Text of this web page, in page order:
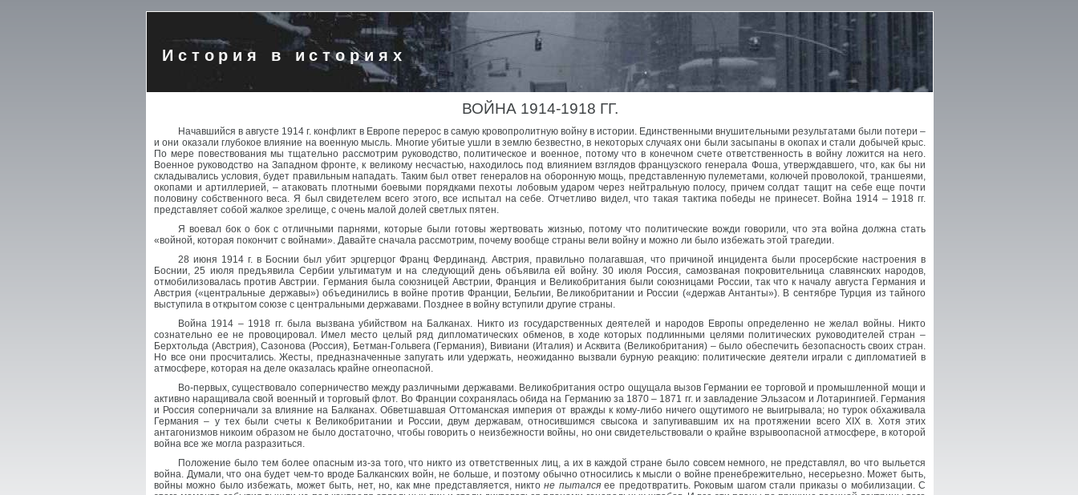
История в историях
ВОЙНА 1914-1918 ГГ.
Начавшийся в августе 1914 г. конфликт в Европе перерос в самую кровопролитную войну в истории. Единственными внушительными результатами были потери –
и они оказали глубокое влияние на военную мысль. Многие убитые ушли в землю безвестно, в некоторых случаях они были засыпаны в окопах и стали добычей крыс.
По мере повествования мы тщательно рассмотрим руководство, политическое и военное, потому что в конечном счете ответственность в войну ложится на него.
Военное руководство на Западном фронте, к великому несчастью, находилось под влиянием взглядов французского генерала Фоша, утверждавшего, что, как бы ни
складывались условия, будет правильным нападать. Таким был ответ генералов на оборонную мощь, представленную пулеметами, колючей проволокой, траншеями,
окопами и артиллерией, – атаковать плотными боевыми порядками пехоты лобовым ударом через нейтральную полосу, причем солдат тащит на себе еще почти
половину собственного веса. Я был свидетелем всего этого, все испытал на себе. Отчетливо видел, что такая тактика победы не принесет. Война 1914 – 1918 гг.
представляет собой жалкое зрелище, с очень малой долей светлых пятен.
Я воевал бок о бок с отличными парнями, которые были готовы жертвовать жизнью, потому что политические вожди говорили, что эта война должна стать
«войной, которая покончит с войнами». Давайте сначала рассмотрим, почему вообще страны вели войну и можно ли было избежать этой трагедии.
28 июня 1914 г. в Боснии был убит эрцгерцог Франц Фердинанд. Австрия, правильно полагавшая, что причиной инцидента были просербские настроения в
Боснии, 25 июля предъявила Сербии ультиматум и на следующий день объявила ей войну. 30 июля Россия, самозваная покровительница славянских народов,
отмобилизовалась против Австрии. Германия была союзницей Австрии, Франция и Великобритания были союзницами России, так что к началу августа Германия и
Австрия («центральные державы») объединились в войне против Франции, Бельгии, Великобритании и России («держав Антанты»). В сентябре Турция из тайного
выступила в открытом союзе с центральными державами. Позднее в войну вступили другие страны.
Война 1914 – 1918 гг. была вызвана убийством на Балканах. Никто из государственных деятелей и народов Европы определенно не желал войны. Никто
сознательно ее не провоцировал. Имел место целый ряд дипломатических обменов, в ходе которых подлинными целями политических руководителей стран –
Берхтольда (Австрия), Сазонова (Россия), Бетман-Гольвега (Германия), Вивиани (Италия) и Асквита (Великобритания) – было обеспечить безопасность своих стран.
Но все они просчитались. Жесты, предназначенные запугать или удержать, неожиданно вызвали бурную реакцию: политические деятели играли с дипломатией в
атмосфере, которая на деле оказалась крайне огнеопасной.
Во-первых, существовало соперничество между различными державами. Великобритания остро ощущала вызов Германии ее торговой и промышленной мощи и
активно наращивала свой военный и торговый флот. Во Франции сохранялась обида на Германию за 1870 – 1871 гг. и завладение Эльзасом и Лотарингией. Германия
и Россия соперничали за влияние на Балканах. Обветшавшая Оттоманская империя от вражды к кому-либо ничего ощутимого не выигрывала; но турок обхаживала
Германия – у тех были счеты к Великобритании и России, двум державам, относившимся свысока и запугивавшим их на протяжении всего XIX в. Хотя этих
антагонизмов никоим образом не было достаточно, чтобы говорить о неизбежности войны, но они свидетельствовали о крайне взрывоопасной атмосфере, в которой
война все же могла разразиться.
Положение было тем более опасным из-за того, что никто из ответственных лиц, а их в каждой стране было совсем немного, не представлял, во что выльется
война. Думали, что она будет чем-то вроде Балканских войн, не больше, и поэтому обычно относились к мысли о войне пренебрежительно, несерьезно. Может быть,
войны можно было избежать, может быть, нет, но, как мне представляется, никтоне пыталсяее предотвратить. Роковым шагом стали приказы о мобилизации. С